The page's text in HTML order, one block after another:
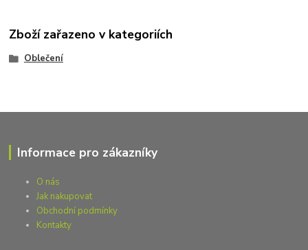
Zboží zařazeno v kategoriích
Oblečení
Informace pro zákazníky
O nás
Jak nakupovat
Obchodní podmínky
Kontakty